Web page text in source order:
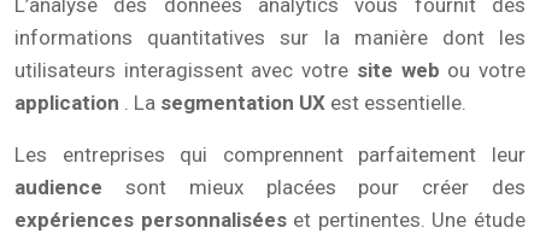
L’analyse des données analytics vous fournit des
informations quantitatives sur la manière dont les
utilisateurs interagissent avec votre site web ou votre
application . La segmentation UX est essentielle.
Les entreprises qui comprennent parfaitement leur
audience sont mieux placées pour créer des
expériences personnalisées et pertinentes. Une étude